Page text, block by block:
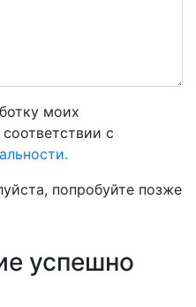
моих
соответствии с
попробуйте позже
успешно